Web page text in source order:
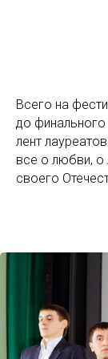
Всего на
до
лент
все о любви, о
своего